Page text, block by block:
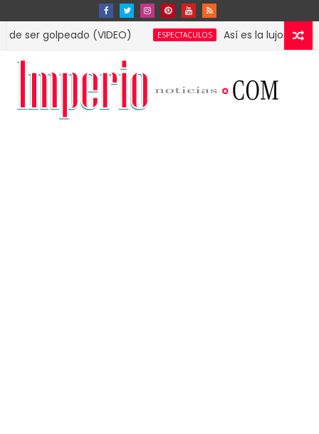
(VIDEO) ESPECTACULOS Así es la lujosa mansión que